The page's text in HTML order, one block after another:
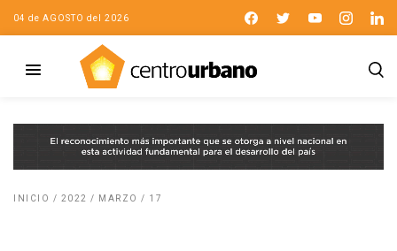
04 de AGOSTO del 2026
INICIO / 2022 / MARZO / 17